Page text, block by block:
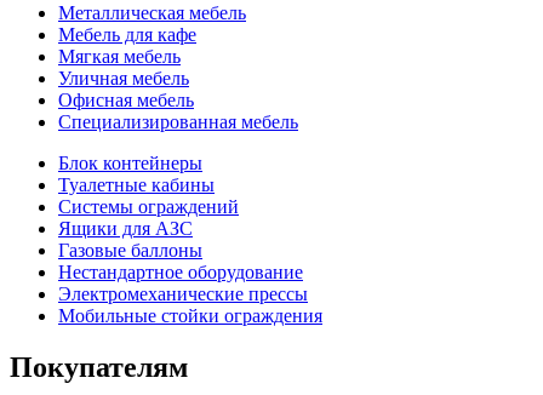
Металлическая мебель
Мебель для кафе
Мягкая мебель
Уличная мебель
Офисная мебель
Специализированная мебель
Блок контейнеры
Туалетные кабины
Системы ограждений
Ящики для АЗС
Газовые баллоны
Нестандартное оборудование
Электромеханические прессы
Мобильные стойки ограждения
Покупателям